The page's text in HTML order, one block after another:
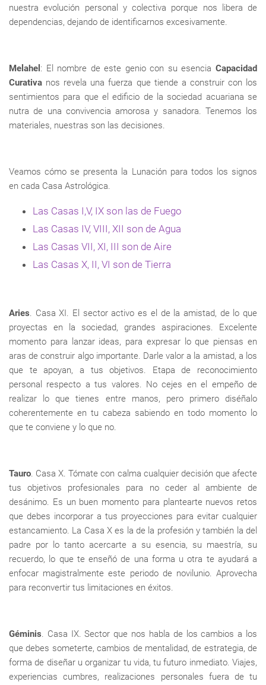
nuestra evolución personal y colectiva porque nos libera de
dependencias, dejando de identificarnos excesivamente.
Melahel : El nombre de este genio con su esencia Capacidad
Curativa nos revela una fuerza que tiende a construir con los
sentimientos para que el edificio de la sociedad acuariana se
nutra de una convivencia amorosa y sanadora. Tenemos los
materiales, nuestras son las decisiones.
Veamos cómo se presenta la Lunación para todos los signos
en cada Casa Astrológica.
Las Casas I,V, IX son las de Fuego
Las Casas IV, VIII, XII son de Agua
Las Casas VII, XI, III son de Aire
Las Casas X, II, VI son de Tierra
Aries. Casa XI. El sector activo es el de la amistad, de lo que
proyectas en la sociedad, grandes aspiraciones. Excelente
momento para lanzar ideas, para expresar lo que piensas en
aras de construir algo importante. Darle valor a la amistad, a los
que te apoyan, a tus objetivos. Etapa de reconocimiento
personal respecto a tus valores. No cejes en el empeño de
realizar lo que tienes entre manos, pero primero diséñalo
coherentemente en tu cabeza sabiendo en todo momento lo
que te conviene y lo que no.
Tauro. Casa X. Tómate con calma cualquier decisión que afecte
tus objetivos profesionales para no ceder al ambiente de
desánimo. Es un buen momento para plantearte nuevos retos
que debes incorporar a tus proyecciones para evitar cualquier
estancamiento. La Casa X es la de la profesión y también la del
padre por lo tanto acercarte a su esencia, su maestría, su
recuerdo, lo que te enseñó de una forma u otra te ayudará a
enfocar magistralmente este periodo de novilunio. Aprovecha
para reconvertir tus limitaciones en éxitos.
Géminis. Casa IX. Sector que nos habla de los cambios a los
que debes someterte, cambios de mentalidad, de estrategia, de
forma de diseñar u organizar tu vida, tu futuro inmediato. Viajes,
experiencias cumbres, realizaciones personales fuera de tu